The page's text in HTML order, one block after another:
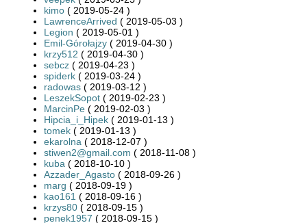
kimo ( 2019-05-24 )
LawrenceArrived ( 2019-05-03 )
Legion ( 2019-05-01 )
Emil-Górołajzy ( 2019-04-30 )
krzy512 ( 2019-04-30 )
sebcz ( 2019-04-23 )
spiderk ( 2019-03-24 )
radowas ( 2019-03-12 )
LeszekSopot ( 2019-02-23 )
MarcinPe ( 2019-02-03 )
Hipcia_i_Hipek ( 2019-01-13 )
tomek ( 2019-01-13 )
ekarolna ( 2018-12-07 )
stiwen2@gmail.com ( 2018-11-08 )
kuba ( 2018-10-10 )
Azzader_Agasto ( 2018-09-26 )
marg ( 2018-09-19 )
kao161 ( 2018-09-16 )
krzys80 ( 2018-09-15 )
penek1957 ( 2018-09-15 )